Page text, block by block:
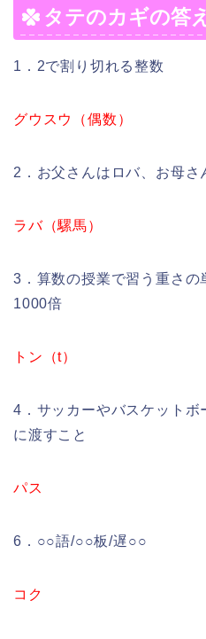
タテのカギの答え
1．2で割り切れる整数
グウスウ（偶数）
2．お父さんはロバ、お母さ
ラバ（騾馬）
3．算数の授業で習う重さの
1000倍
トン（t）
4．サッカーやバスケットボ
に渡すこと
パス
6．○○語/○○板/遅○○
コク